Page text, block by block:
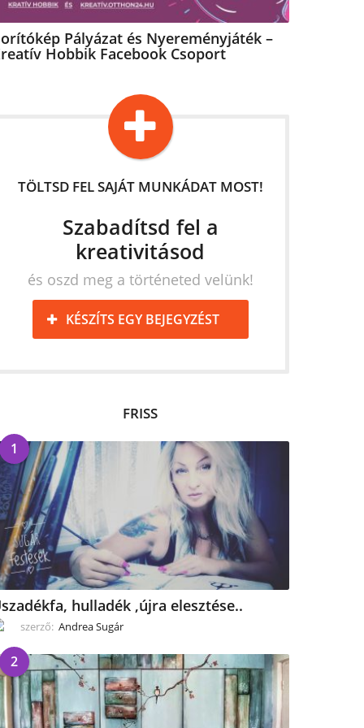
Pályázat és Nyereményjáték –
Hobbik Facebook Csoport
TÖLTSD FEL SAJÁT MUNKÁDAT MOST!
Szabadítsd fel a
kreativitásod
és oszd meg a történeted velünk!
KÉSZÍTS EGY BEJEGYZÉST
FRISS
1
hulladék ,újra elesztése..
szerző: Andrea Sugár
2